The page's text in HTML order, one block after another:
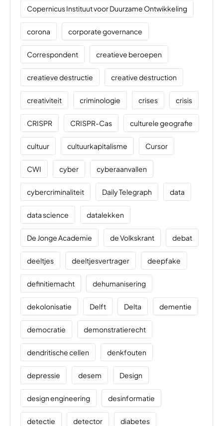
Copernicus Instituut voor Duurzame Ontwikkeling
corona corporate governance
Correspondent creatieve beroepen
creatieve destructie creative destruction
creativiteit criminologie crises crisis
CRISPR CRISPR-Cas culturele geografie
cultuur cultuurkapitalisme Cursor
CWI cyber cyberaanvallen
cybercriminaliteit Daily Telegraph data
data science datalekken
De Jonge Academie de Volkskrant debat
deeltjes deeltjesvertrager deepfake
definitiemacht dehumanisering
dekolonisatie Delft Delta dementie
democratie demonstratierecht
dendritische cellen denkfouten
depressie desem Design
design engineering desinformatie
detectie detector diabetes